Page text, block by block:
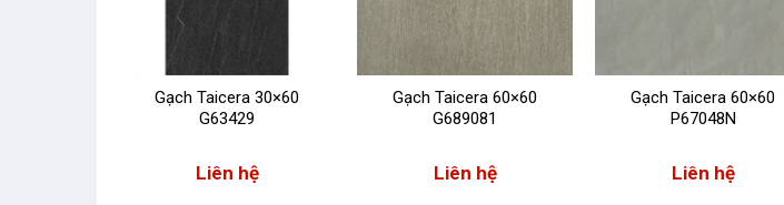
Gạch Taicera 30×60
G63429
Liên hệ
Gạch Taicera 60×60
G689081
Liên hệ
Gạch Taicera 60×60
P67048N
Liên hệ